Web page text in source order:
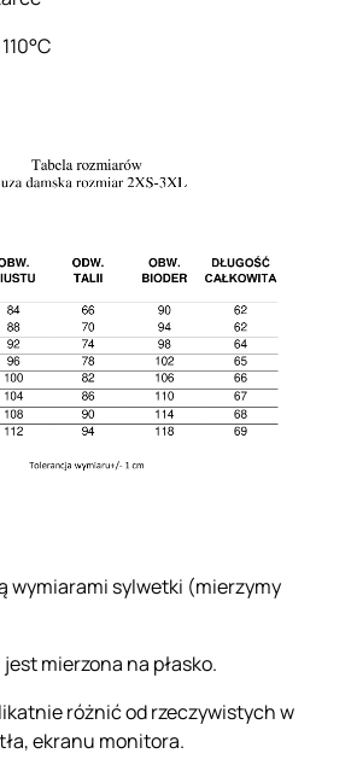
wymiarami sylwetki (mierzymy
mierzona na płasko.
różnić od rzeczywistych w
ekranu monitora.